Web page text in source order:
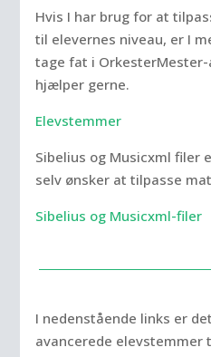
Hvis I har brug for at
til elevernes niveau, er I
tage fat i
hjælper gerne.
Elevstemmer
Sibelius og Musicxml
selv ønsker at tilpasse
Sibelius og Musicxml-filer
I nedenstående links er
avancerede elevstemmer